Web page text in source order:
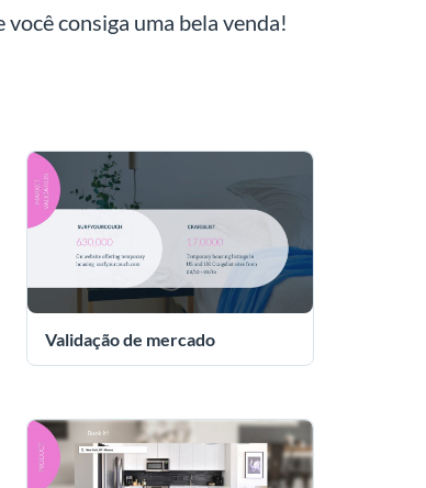
consiga uma bela venda!
Validação de mercado